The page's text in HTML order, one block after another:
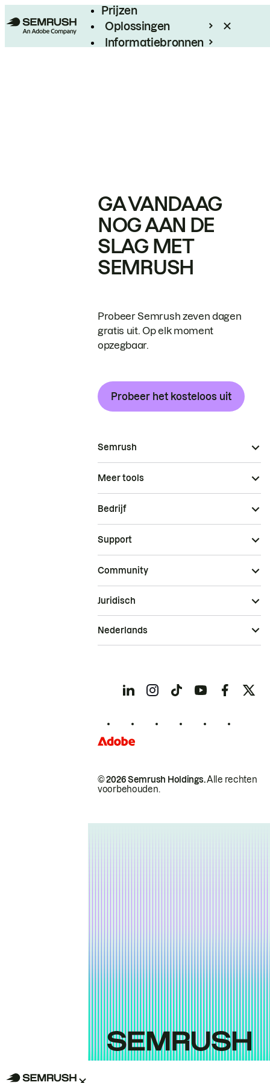
Prijzen
Oplossingen
Informatiebronnen
GA VANDAAG
NOG AAN DE
SLAG MET
SEMRUSH
Probeer Semrush zeven dagen
gratis uit. Op elk moment
opzegbaar.
Probeer het kosteloos uit
Semrush
Meer tools
Bedrijf
Support
Community
© 2026 Semrush Holdings.Alle rechten
voorbehouden.
Juridisch
Nederlands